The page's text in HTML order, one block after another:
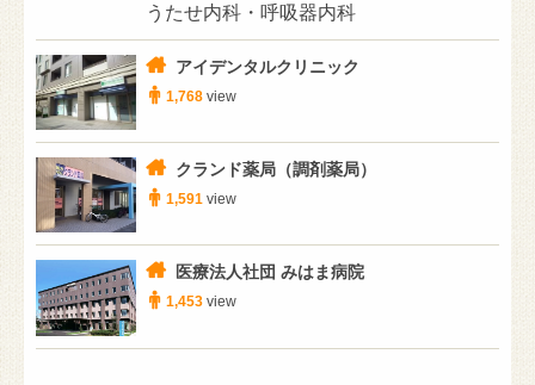
うたせ内科・呼吸器内科
アイデンタルクリニック
1,768 view
クランド薬局（調剤薬局）
1,591 view
医療法人社団 みはま病院
1,453 view